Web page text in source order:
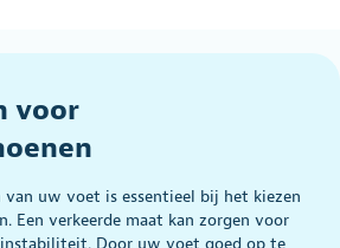
voor
van uw voet is essentieel bij het kiezen
Een verkeerde maat kan zorgen voor
Door uw voet goed op te